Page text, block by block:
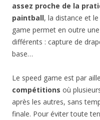
assez proche de la
paintball, la distance et
game permet en outre
différents : capture de
base…
Le speed game est par
compétitions où
après les autres, sans
finale. Pour éviter toute